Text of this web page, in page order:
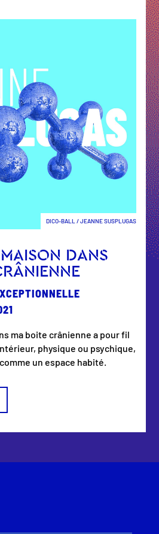
DICO-BALL / JEANNE SUSPLUGAS
MAISON DANS
ma boite crânienne a pour fil
physique ou psychique,
un espace habité.